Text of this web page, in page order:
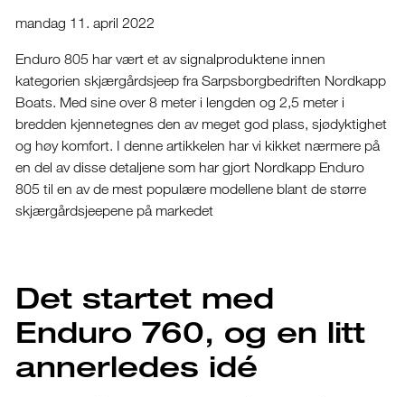
mandag 11. april 2022
Enduro 805 har vært et av signalproduktene innen
kategorien skjærgårdsjeep fra Sarpsborgbedriften Nordkapp
Boats. Med sine over 8 meter i lengden og 2,5 meter i
bredden kjennetegnes den av meget god plass, sjødyktighet
og høy komfort. I denne artikkelen har vi kikket nærmere på
en del av disse detaljene som har gjort Nordkapp Enduro
805 til en av de mest populære modellene blant de større
skjærgårdsjeepene på markedet
Det startet med
Enduro 760, og en litt
annerledes idé